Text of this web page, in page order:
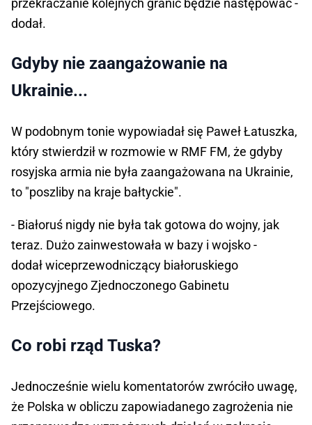
przekraczanie kolejnych granic będzie następować -
dodał.
Gdyby nie zaangażowanie na
Ukrainie...
W podobnym tonie wypowiadał się Paweł Łatuszka,
który stwierdził w rozmowie w RMF FM, że gdyby
rosyjska armia nie była zaangażowana na Ukrainie,
to "poszliby na kraje bałtyckie".
- Białoruś nigdy nie była tak gotowa do wojny, jak
teraz. Dużo zainwestowała w bazy i wojsko -
dodał wiceprzewodniczący białoruskiego
opozycyjnego Zjednoczonego Gabinetu
Przejściowego.
Co robi rząd Tuska?
Jednocześnie wielu komentatorów zwróciło uwagę,
że Polska w obliczu zapowiadanego zagrożenia nie